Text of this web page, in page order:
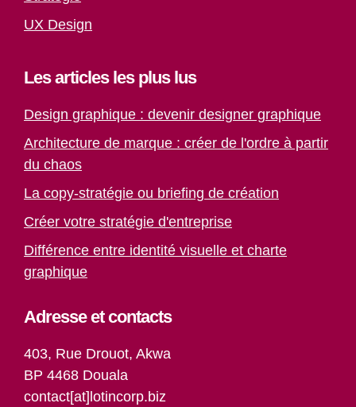
UX Design
Les articles les plus lus
Design graphique : devenir designer graphique
Architecture de marque : créer de l'ordre à partir
du chaos
La copy-stratégie ou briefing de création
Créer votre stratégie d'entreprise
Différence entre identité visuelle et charte
graphique
Adresse et contacts
403, Rue Drouot, Akwa
BP 4468 Douala
contact[at]lotincorp.biz